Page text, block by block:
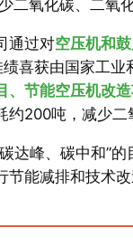
二氧化碳、二氧
通过对空压机和
喜获由国家工业
、节能空压机改
约200吨，减少二
达峰、碳中和”
节能减排和技术